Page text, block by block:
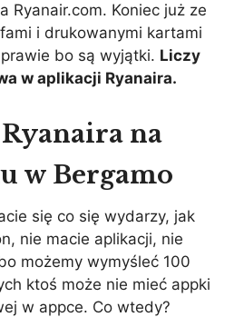
Ryanair.com. Koniec już ze
i drukowanymi kartami
bo są wyjątki. Liczy
w aplikacji Ryanaira.
na
w Bergamo
się co się wydarzy, jak
nie macie aplikacji, nie
możemy wymyśleć 100
ktoś może nie mieć appki
w appce. Co wtedy?